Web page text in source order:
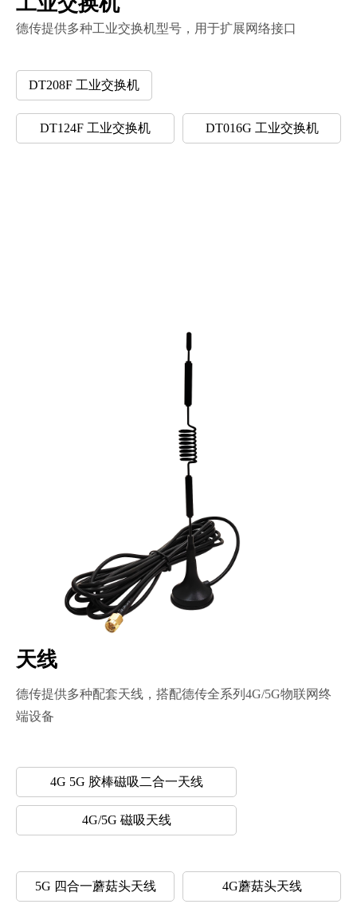
德传提供多种工业交换机型号，用于扩展网络接口
DT108F 工业交换机
DT208F 工业交换机
DT124F 工业交换机 DT016G 工业交换机
天线
德传提供多种配套天线，搭配德传全系列4G/5G物联网终
端设备
4G 5G 胶棒磁吸二合一天线
4G/5G 磁吸天线
5G 四合一蘑菇头天线 4G蘑菇头天线